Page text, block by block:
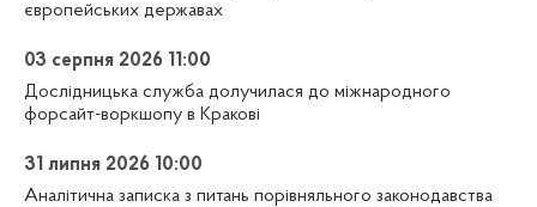
європейських державах
03 серпня 2026 11:00
Дослідницька служба долучилася до міжнародного
форсайт-воркшопу в Кракові
31 липня 2026 10:00
Аналітична записка з питань порівняльного законодавства